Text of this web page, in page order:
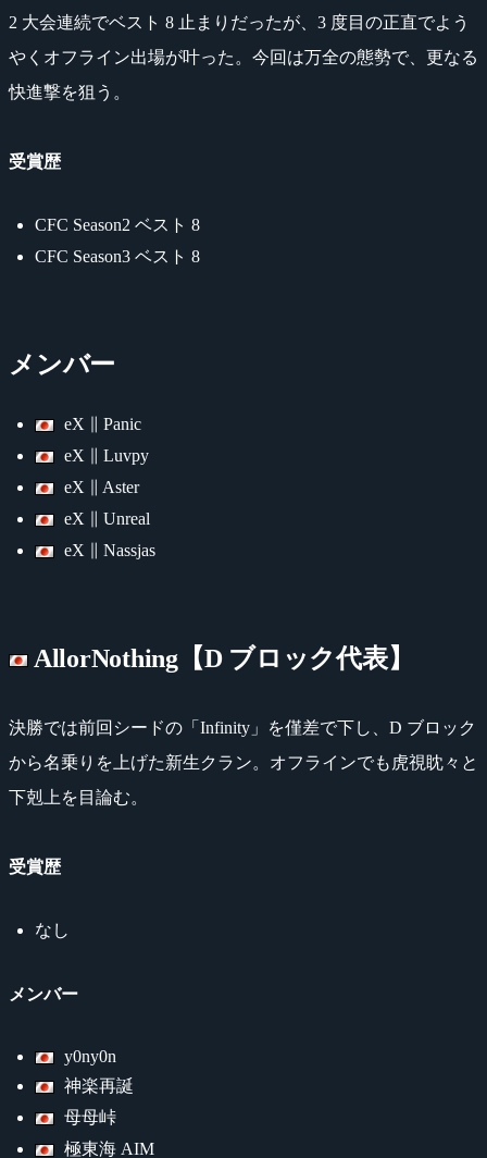
2 大会連続でベスト 8 止まりだったが、3 度目の正直でよう
やくオフライン出場が叶った。今回は万全の態勢で、更なる
快進撃を狙う。
受賞歴
CFC Season2 ベスト 8
CFC Season3 ベスト 8
メンバー
eX ∥ Panic
eX ∥ Luvpy
eX ∥ Aster
eX ∥ Unreal
eX ∥ Nassjas
AllorNothing【D ブロック代表】
決勝では前回シードの「Infinity」を僅差で下し、D ブロック
から名乗りを上げた新生クラン。オフラインでも虎視眈々と
下剋上を目論む。
受賞歴
なし
メンバー
y0ny0n
神楽再誕
母母峠
極東海 AIM